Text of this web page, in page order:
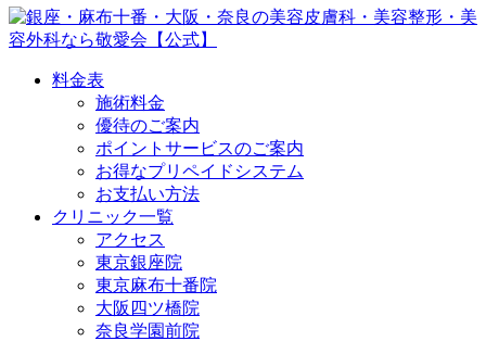
料金表
施術料金
優待のご案内
ポイントサービスのご案内
お得なプリペイドシステム
お支払い方法
クリニック一覧
アクセス
東京銀座院
東京麻布十番院
大阪四ツ橋院
奈良学園前院